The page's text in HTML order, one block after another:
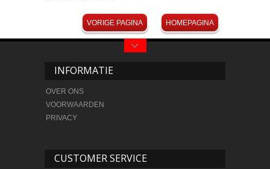
HOMEPAGINA
VORIGE PAGINA
INFORMATIE
OVER ONS
VOORWAARDEN
PRIVACY
CUSTOMER SERVICE